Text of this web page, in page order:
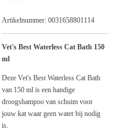
Artikelnummer: 0031658801114
Vet's Best Waterless Cat Bath 150
ml
Deze Vet's Best Waterless Cat Bath
van 150 ml is een handige
droogshampoo van schuim voor
jouw kat waar geen water bij nodig
is.